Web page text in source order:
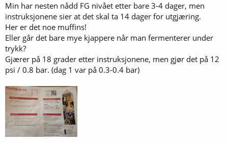
Min har nesten nådd FG nivået etter bare 3-4 dager, men
instruksjonene sier at det skal ta 14 dager for utgjæring.
Her er det noe muffins!
Eller går det bare mye kjappere når man fermenterer under
trykk?
Gjærer på 18 grader etter instruksjonene, men gjør det på 12
psi / 0.8 bar. (dag 1 var på 0.3-0.4 bar)